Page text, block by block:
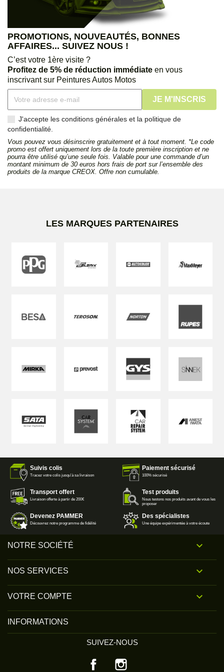
PROMOTIONS, NOUVEAUTÉS, BONNES
AFFAIRES... SUIVEZ NOUS !
C’est votre 1ère visite ?
Profitez de 5% de réduction immédiate en vous
inscrivant sur Peintures Autos Motos
J'accepte les conditions générales et la politique de
confidentialité.
Vous pouvez vous désinscrire gratuitement et à tout moment. *Le code
promo est offert uniquement lors de la toute première inscription et ne
pourra être utilisé qu’une seule fois. Valable pour une commande d’un
montant minimum de 30 euros hors frais de port sur l’ensemble des
produits de la marque CREOX. Offre non cumulable.
LES MARQUES PARTENAIRES
Suivis colis
Tracez votre colis jusqu'à sa livraison
Paiement sécurisé
100% sécurisé
Transport offert
Livraison offerte à partir de 200€
Test produits
Nous testons nos produits avant de vous les
proposer
Devenez PAMMER
Découvrez notre programme de fidélité
Des spécialistes
Une équipe expérimentée à votre écoute
NOTRE SOCIÉTÉ 
NOS SERVICES 
VOTRE COMPTE 
INFORMATIONS
SUIVEZ-NOUS
Facebook